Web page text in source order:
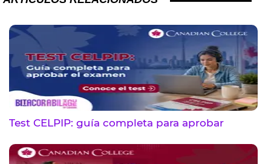
Test CELPIP: guía completa para aprobar